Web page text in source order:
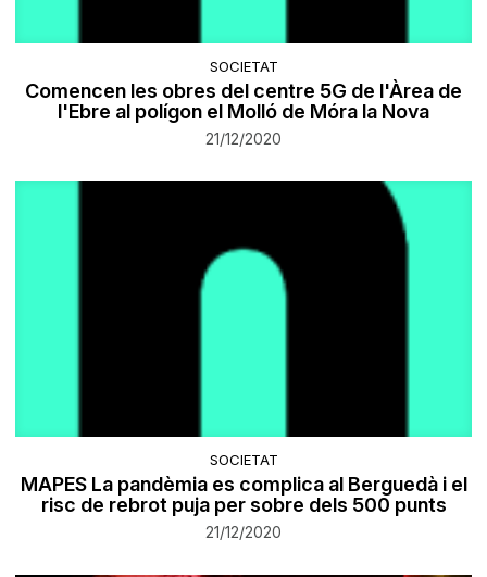
SOCIETAT
Comencen les obres del centre 5G de l'Àrea de
l'Ebre al polígon el Molló de Móra la Nova
21/12/2020
SOCIETAT
MAPES La pandèmia es complica al Berguedà i el
risc de rebrot puja per sobre dels 500 punts
21/12/2020